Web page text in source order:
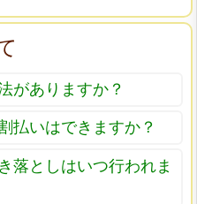
がありますか？
払いはできますか？
落としはいつ行われま